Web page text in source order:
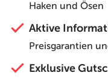
Haken und Ösen
Aktive
Preisgarantien
Exklusive